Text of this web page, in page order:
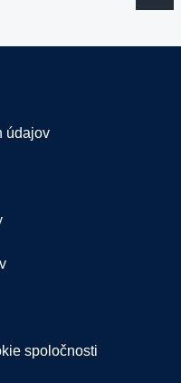
údajov
spoločnosti